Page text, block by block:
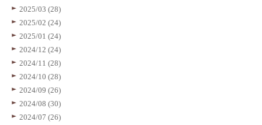
2025/03 (28)
2025/02 (24)
2025/01 (24)
2024/12 (24)
2024/11 (28)
2024/10 (28)
2024/09 (26)
2024/08 (30)
2024/07 (26)